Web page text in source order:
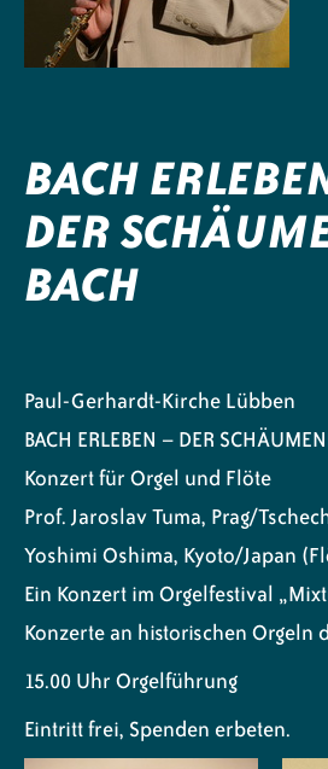
BACH
DER
BACH
Paul-Gerhardt-Kirche Lübben
BACH ERLEBEN – DER
Konzert für Orgel und Flöte
Prof. Jaroslav Tuma, Prag/
Yoshimi Oshima, Kyoto/Japan
Ein Konzert im Orgelfestival
Konzerte an historischen Orgeln
15.00 Uhr Orgelführung
Eintritt frei, Spenden erbeten.